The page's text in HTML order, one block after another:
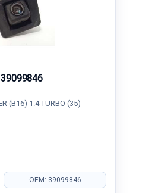
39099846
(B16) 1.4 TURBO (35)
OEM: 39099846